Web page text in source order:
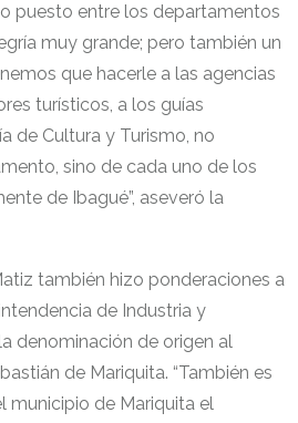
puesto entre los departamentos
muy grande; pero también un
que hacerle a las agencias
turísticos, a los guías
de Cultura y Turismo, no
sino de cada uno de los
de Ibagué”, aseveró la
también hizo ponderaciones a
de Industria y
denominación de origen al
de Mariquita. “También es
municipio de Mariquita el